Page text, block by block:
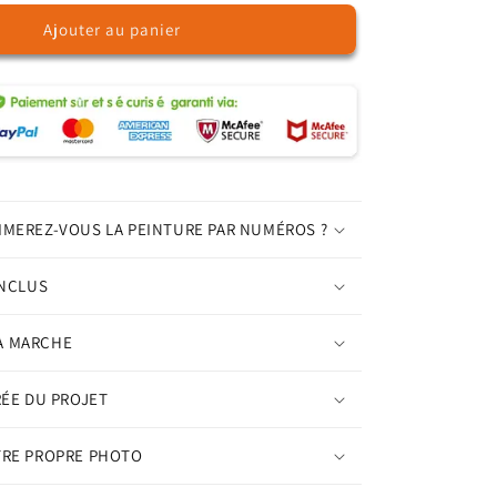
par
Ajouter au panier
VOUS LA PEINTURE PAR NUMÉROS ?
MARCHE
DU PROJET
PROPRE PHOTO